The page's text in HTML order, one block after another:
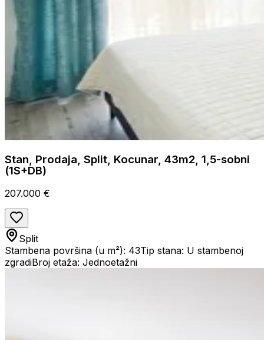
Stan, Prodaja, Split, Kocunar, 43m2, 1,5-sobni
(1S+DB)
207.000 €
Split
Stambena površina (u m²): 43Tip stana: U stambenoj
zgradiBroj etaža: Jednoetažni